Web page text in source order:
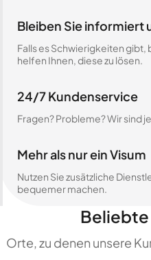
Bleiben Sie informiert
Falls es Schwierigkeiten
helfen Ihnen, diese zu lösen.
24/7 Kundenservice
Fragen? Probleme? Wir sind
Mehr als nur ein Visum
Nutzen Sie zusätzliche
bequemer machen.
Beliebte
Orte, zu denen unsere